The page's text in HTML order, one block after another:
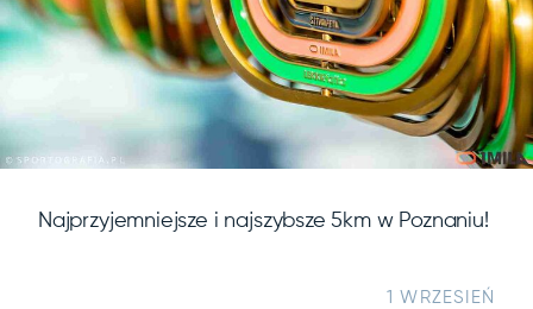
Najprzyjemniejsze i najszybsze 5km w Poznaniu!
1 WRZESIEŃ